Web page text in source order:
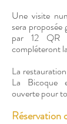
Une visite
sera proposée
par 12 QR
compléteront
La
La Bicoque
ouverte pour
Réservation